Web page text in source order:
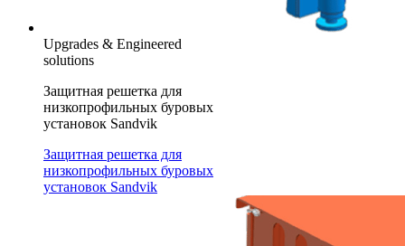
Upgrades & Engineered
solutions
Защитная решетка для
низкопрофильных буровых
установок Sandvik
Защитная решетка для
низкопрофильных буровых
установок Sandvik